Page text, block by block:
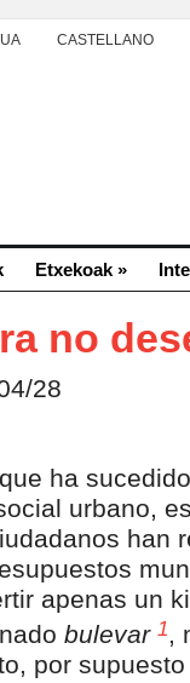
CASTELLANO
Etxekoak »
no
28
ha
urbano,
han
apenas un
bulevar 1,
por